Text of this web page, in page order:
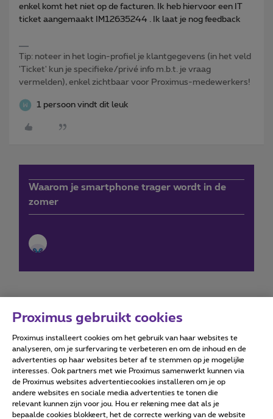
enkel komt het niet op de facturen. Ik heb hiervoor een IT
ticket aangemaakt IM12635244 . Ik laat je nog feedback
Tip: noteer in het login-profiel je klantgegevens (in het veld
'Ticket' kun je specifieke/privé info m.b.t. je vraag
vermelden), enkel zichtbaar voor Proximus-medewerkers!
1 persoon vindt dit leuk
Waarom je smartphone trager wordt in de
zomer
Forumvoorwaarden Accessibility statement
Alle rechten voorbehouden. © Proximus
Proximus gebruikt cookies
Proximus installeert cookies om het gebruik van haar websites te
analyseren, om je surfervaring te verbeteren en om de inhoud en de
advertenties op haar websites beter af te stemmen op je mogelijke
interesses. Ook partners met wie Proximus samenwerkt kunnen via
de Proximus websites advertentiecookies installeren om je op
andere websites en sociale media advertenties te tonen die
relevant kunnen zijn voor jou. Hou er rekening mee dat als je
bepaalde cookies blokkeert, het de correcte werking van de website